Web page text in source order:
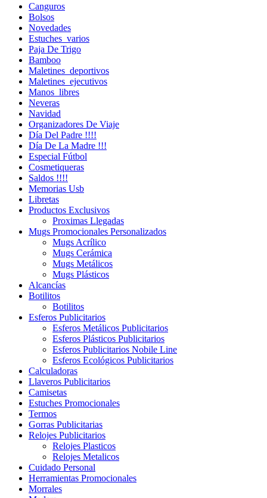
Canguros
Bolsos
Novedades
Estuches_varios
Paja De Trigo
Bamboo
Maletines_deportivos
Maletines_ejecutivos
Manos_libres
Neveras
Navidad
Organizadores De Viaje
Día Del Padre !!!!
Día De La Madre !!!
Especial Fútbol
Cosmetiqueras
Saldos !!!!
Memorias Usb
Libretas
Productos Exclusivos
Proximas Llegadas
Mugs Promocionales Personalizados
Mugs Acrílico
Mugs Cerámica
Mugs Metálicos
Mugs Plásticos
Alcancías
Botilitos
Botilitos
Esferos Publicitarios
Esferos Metálicos Publicitarios
Esferos Plásticos Publicitarios
Esferos Publicitarios Nobile Line
Esferos Ecológicos Publicitarios
Calculadoras
Llaveros Publicitarios
Camisetas
Estuches Promocionales
Termos
Gorras Publicitarias
Relojes Publicitarios
Relojes Plasticos
Relojes Metalicos
Cuidado Personal
Herramientas Promocionales
Morrales